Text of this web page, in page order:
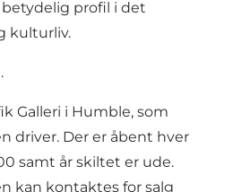
profil i det
kulturliv.
Galleri i Humble, som
driver. Der er åbent hver
samt år skiltet er ude.
kan kontaktes for salg